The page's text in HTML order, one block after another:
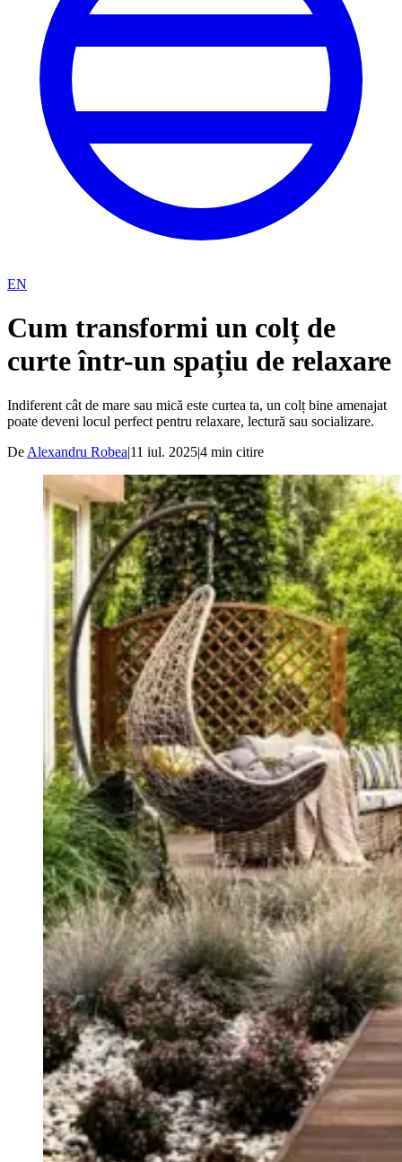
EN
Cum transformi un colț de
curte într-un spațiu de relaxare
Indiferent cât de mare sau mică este curtea ta, un colț bine amenajat
poate deveni locul perfect pentru relaxare, lectură sau socializare.
De Alexandru Robea|11 iul. 2025|4 min citire